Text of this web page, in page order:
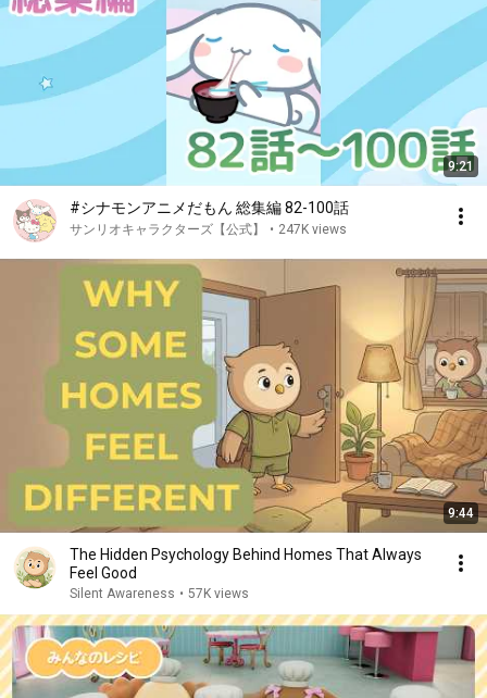
9:21
#シナモンアニメだもん 総集編 82-100話
サンリオキャラクターズ【公式】 • 247K views
9:44
The Hidden Psychology Behind Homes That Always
Feel Good
Silent Awareness • 57K views